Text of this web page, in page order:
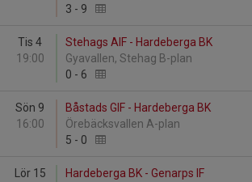
3 - 9
Tis 4
19:00
Stehags AIF - Hardeberga BK
Gyavallen, Stehag B-plan
0 - 6
Sön 9
16:00
Båstads GIF - Hardeberga BK
Örebäcksvallen A-plan
5 - 0
Lör 15
Hardeberga BK - Genarps IF